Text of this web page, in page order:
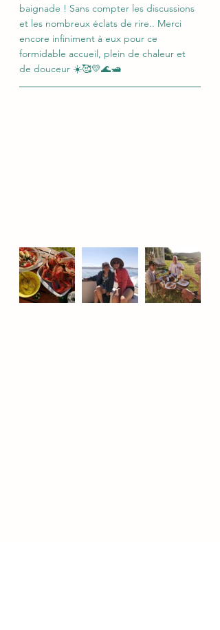
baignade ! Sans compter les discussions
et les nombreux éclats de rire.. Merci
encore infiniment à eux pour ce
formidable accueil, plein de chaleur et
de douceur ☀️🥰💛🌊🛥️